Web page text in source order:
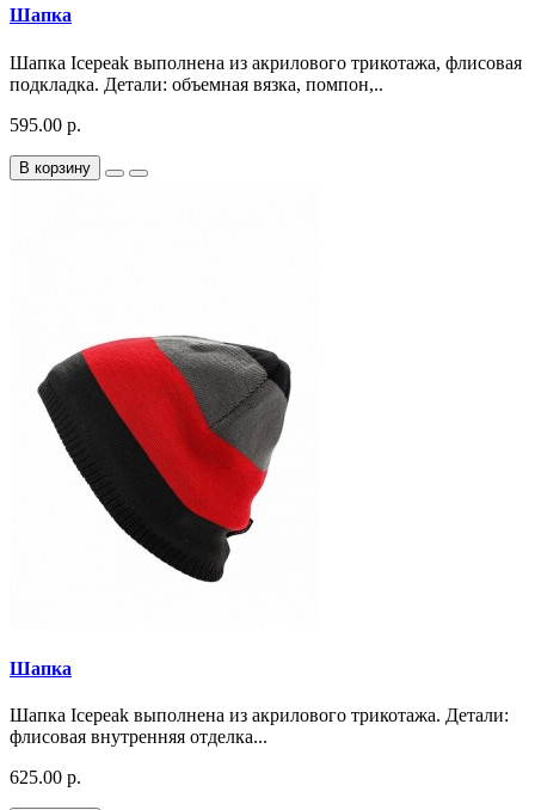
Шапка
Шапка Icepeak выполнена из акрилового трикотажа, флисовая
подкладка. Детали: объемная вязка, помпон,..
595.00 р.
В корзину
Шапка
Шапка Icepeak выполнена из акрилового трикотажа. Детали:
флисовая внутренняя отделка...
625.00 р.